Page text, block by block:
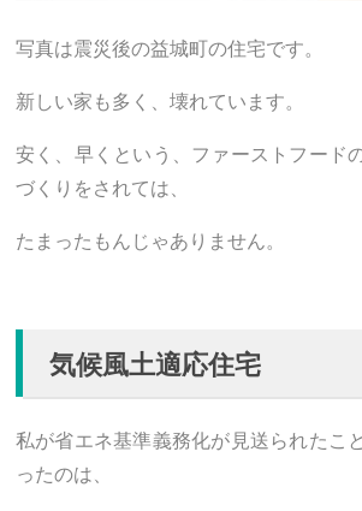
写真は震災後の益城町の住宅です。
新しい家も多く、壊れています。
安く、早くという、ファーストフード
づくりをされては、
たまったもんじゃありません。
気候風土適応住宅
私が省エネ基準義務化が見送られたこ
ったのは、